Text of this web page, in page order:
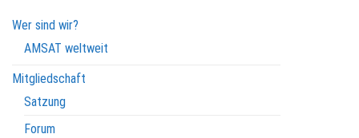
Wer sind wir?
AMSAT weltweit
Mitgliedschaft
Satzung
Forum